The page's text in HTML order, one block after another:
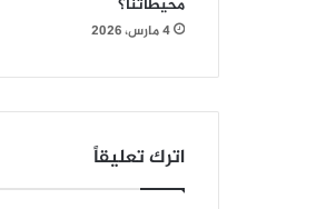
4 مارس، 2026
اترك تعليقاً